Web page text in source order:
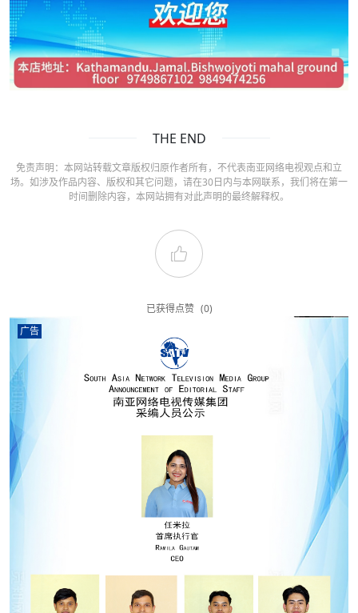
THE END
免责声明：本网站转载文章版权归原作者所有，不代表南亚网络电视观点和立
场。如涉及作品内容、版权和其它问题，请在30日内与本网联系，我们将在第一
时间删除内容，本网站拥有对此声明的最终解释权。
已获得点赞 (0)
广告